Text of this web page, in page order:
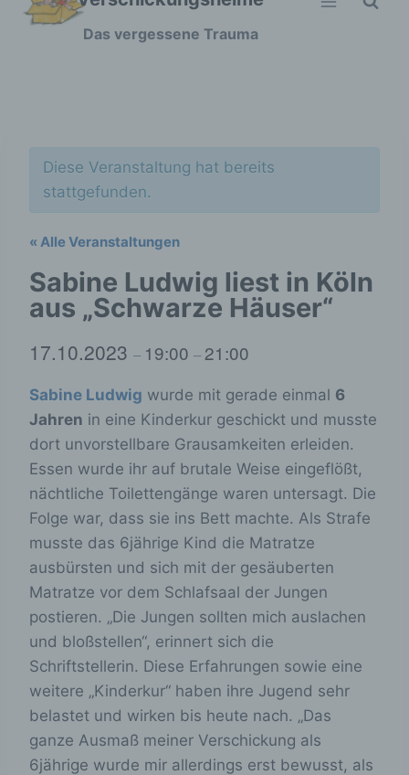
Zum
Das vergessene Trauma
Diese Veranstaltung hat bereits
stattgefunden.
« Alle Veranstaltungen
Sabine Ludwig liest in Köln
aus „Schwarze Häuser“
17.10.2023 – 19:00 – 21:00
Sabine Ludwig wurde mit gerade einmal 6
Jahren in eine Kinderkur geschickt und musste
dort unvorstellbare Grausamkeiten erleiden.
Essen wurde ihr auf brutale Weise eingeflößt,
nächtliche Toilettengänge waren untersagt. Die
Folge war, dass sie ins Bett machte. Als Strafe
musste das 6jährige Kind die Matratze
ausbürsten und sich mit der gesäuberten
Matratze vor dem Schlafsaal der Jungen
postieren. „Die Jungen sollten mich auslachen
und bloßstellen“, erinnert sich die
Schriftstellerin. Diese Erfahrungen sowie eine
weitere „Kinderkur“ haben ihre Jugend sehr
belastet und wirken bis heute nach. „Das
ganze Ausmaß meiner Verschickung als
6jährige wurde mir allerdings erst bewusst, als